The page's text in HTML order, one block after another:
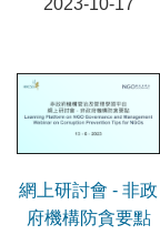
網上研討會 - 非政
府機構防貪要點